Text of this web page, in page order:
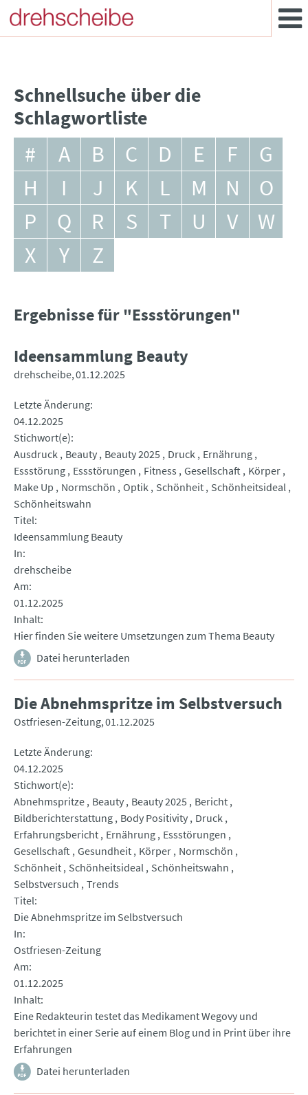
Schnellsuche über die
Schlagwortliste
# A B C D E F
G
H
I J K L M N
O
P
Q R S T U V
W
X
Y Z
Ergebnisse für "Essstörungen"
Ideensammlung Beauty
drehscheibe 01.12.2025
Letzte Änderung
04.12.2025
Stichwort(e)
Ausdruck Beauty Beauty 2025 Druck Ernährung
Essstörung Essstörungen Fitness Gesellschaft Körper
Make Up
Normschön Optik Schönheit Schönheitsideal
Schönheitswahn
Titel
Ideensammlung Beauty
In
drehscheibe
Am
01.12.2025
Inhalt
Hier finden Sie weitere Umsetzungen zum Thema Beauty
Datei herunterladen
Die Abnehmspritze im Selbstversuch
Ostfriesen-Zeitung 01.12.2025
Letzte Änderung
04.12.2025
Stichwort(e)
Abnehmspritze Beauty Beauty 2025
Bericht
Bildberichterstattung Body Positivity Druck
Erfahrungsbericht Ernährung Essstörungen
Gesellschaft Gesundheit Körper Normschön
Schönheit Schönheitsideal Schönheitswahn
Selbstversuch Trends
Titel
Die Abnehmspritze im Selbstversuch
In
Ostfriesen-Zeitung
Am
01.12.2025
Inhalt
Eine Redakteurin testet das Medikament Wegovy und
berichtet in einer Serie auf einem Blog und in Print über ihre
Erfahrungen
Datei herunterladen